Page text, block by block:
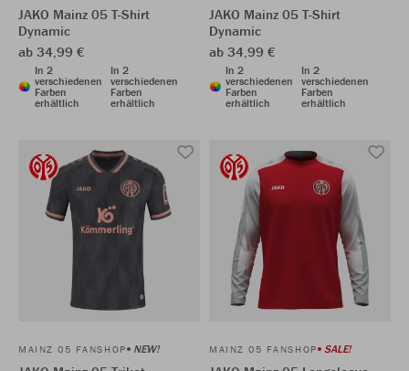
JAKO Mainz 05 T-Shirt
Dynamic
ab 34,99 €
In 2
verschiedenen
Farben
erhältlich
In 2
verschiedenen
Farben
erhältlich
JAKO Mainz 05 T-Shirt
Dynamic
ab 34,99 €
In 2
verschiedenen
Farben
erhältlich
In 2
verschiedenen
Farben
erhältlich
MAINZ 05 FANSHOP NEW! MAINZ 05 FANSHOP SALE!